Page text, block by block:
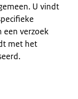
U vindt
een verzoek
met het